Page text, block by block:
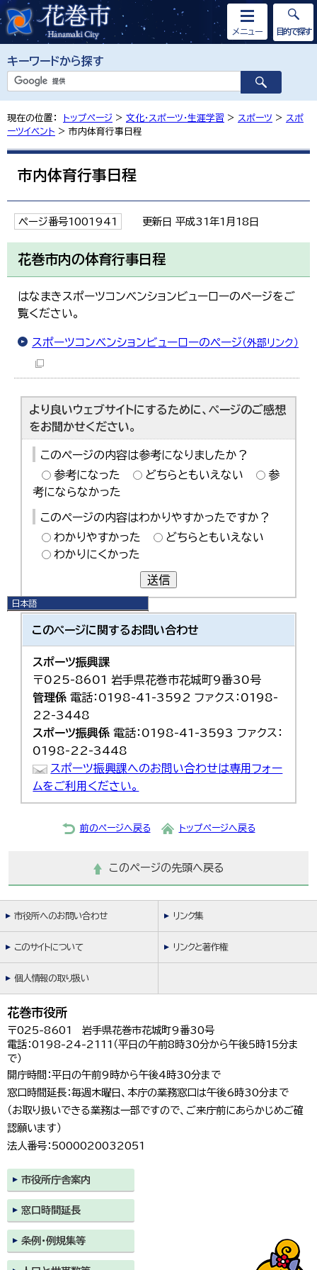
キーワードから探す
メニュー
日本語
日本語
English
한국어
简体中文
目的で探す
現在の位置： トップページ > 文化・スポーツ・生涯学習 > スポーツ > スポ
ーツイベント > 市内体育行事日程
市内体育行事日程
ページ番号1001941 更新日 平成31年1月18日
花巻市内の体育行事日程
はなまきスポーツコンベンションビューローのページをご
覧ください。
スポーツコンベンションビューローのページ （外部リンク）
より良いウェブサイトにするために、ページのご感想
をお聞かせください。
このページの内容は参考になりましたか？
参考になった
どちらともいえない
参
考にならなかった
このページの内容はわかりやすかったですか？
わかりやすかった
どちらともいえない
わかりにくかった
送信
このページに関するお問い合わせ
スポーツ振興課
〒025-8601 岩手県花巻市花城町9番30号
管理係 電話：0198-41-3592 ファクス：0198-
22-3448
スポーツ振興係 電話：0198-41-3593 ファクス：
0198-22-3448
スポーツ振興課へのお問い合わせは専用フォー
ムをご利用ください。
前のページへ戻る トップページへ戻る
このページの先頭へ戻る
市役所へのお問い合わせ リンク集
このサイトについて リンクと著作権
個人情報の取り扱い
花巻市役所
〒025-8601 岩手県花巻市花城町9番30号
電話：0198-24-2111（平日の午前8時30分から午後5時15分ま
で）
開庁時間：平日の午前9時から午後4時30分まで
窓口時間延長：毎週木曜日、本庁の業務窓口は午後6時30分まで
（お取り扱いできる業務は一部ですので、ご来庁前にあらかじめご確
認願います）
法人番号：5000020032051
市役所庁舎案内
窓口時間延長
条例・例規集等